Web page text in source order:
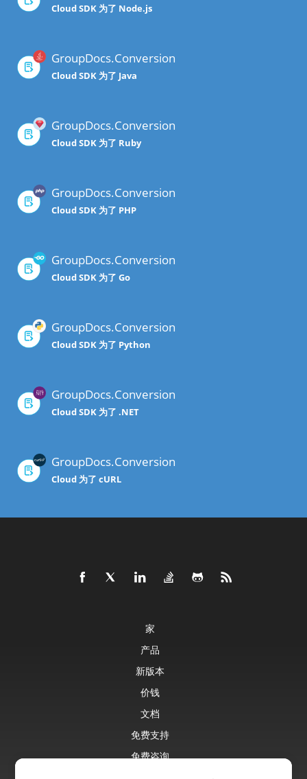
Cloud SDK 为了 Node.js
GroupDocs.Conversion
Cloud SDK 为了 Java
GroupDocs.Conversion
Cloud SDK 为了 Ruby
GroupDocs.Conversion
Cloud SDK 为了 PHP
GroupDocs.Conversion
Cloud SDK 为了 Go
GroupDocs.Conversion
Cloud SDK 为了 Python
GroupDocs.Conversion
Cloud SDK 为了 .NET
GroupDocs.Conversion
Cloud 为了 cURL
家
产品
新版本
价钱
文档
免费支持
免费咨询